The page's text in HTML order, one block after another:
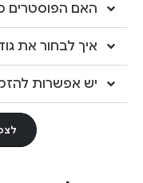
האם הפוסטרים
איך לבחור את
יש אפשרות